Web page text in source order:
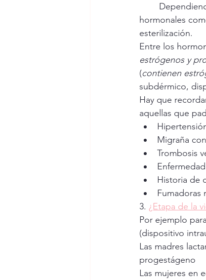
hormonales
esterilización.
Entre los
estrógenos y
(contienen
subdérmico,
Hay que
aquellas que
Migraña
Trombosis
Historia de
Fumadoras
3. ¿Etapa de la
Por ejemplo
(dispositivo
Las madres
progestágeno
Las mujeres en